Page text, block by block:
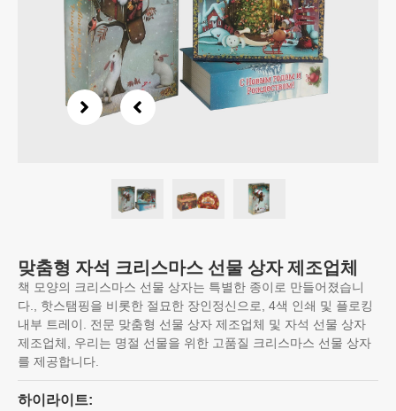
맞춤형 자석 크리스마스 선물 상자 제조업체
책 모양의 크리스마스 선물 상자는 특별한 종이로 만들어졌습니
다., 핫스탬핑을 비롯한 절묘한 장인정신으로, 4색 인쇄 및 플로킹
내부 트레이. 전문 맞춤형 선물 상자 제조업체 및 자석 선물 상자
제조업체, 우리는 명절 선물을 위한 고품질 크리스마스 선물 상자
를 제공합니다.
하이라이트: